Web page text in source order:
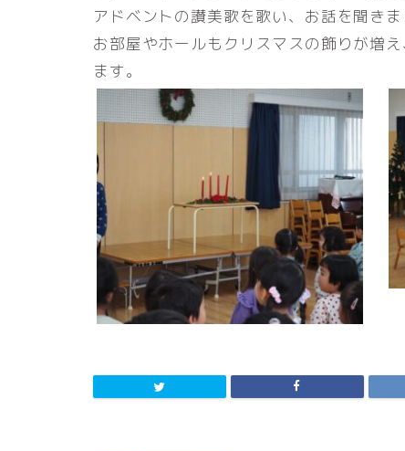
アドベントの讃美歌を歌い、お話を聞きま
お部屋やホールもクリスマスの飾りが増
ます。